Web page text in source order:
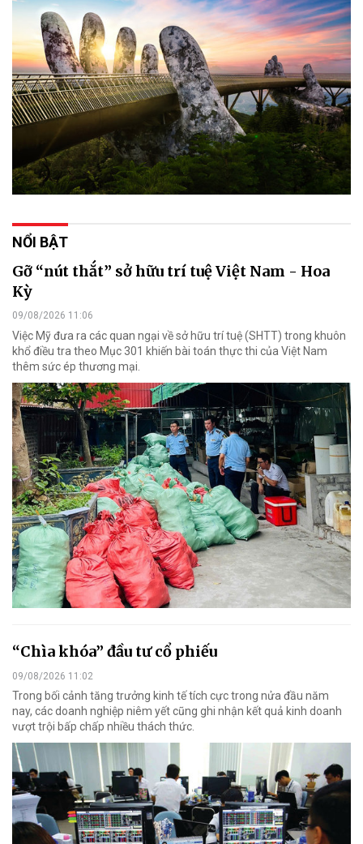
NỔI BẬT
Gỡ “nút thắt” sở hữu trí tuệ Việt Nam - Hoa
Kỳ
09/08/2026 11:06
Việc Mỹ đưa ra các quan ngại về sở hữu trí tuệ (SHTT) trong khuôn
khổ điều tra theo Mục 301 khiến bài toán thực thi của Việt Nam
thêm sức ép thương mại.
“Chìa khóa” đầu tư cổ phiếu
09/08/2026 11:02
Trong bối cảnh tăng trưởng kinh tế tích cực trong nửa đầu năm
nay, các doanh nghiệp niêm yết cũng ghi nhận kết quả kinh doanh
vượt trội bấp chấp nhiều thách thức.